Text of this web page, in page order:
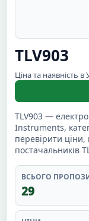
TLV903
Ціна та наявність в
TLV903 —
Instruments,
перевірити ціни,
постачальників
ВСЬОГО
29